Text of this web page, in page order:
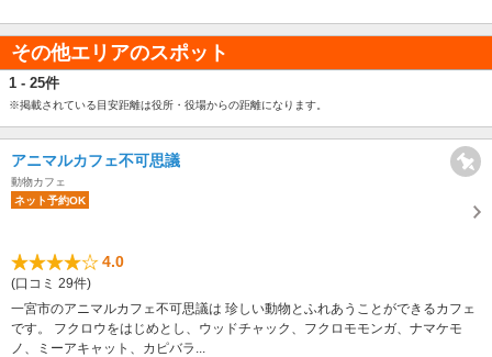
その他エリアのスポット
1 - 25件
※掲載されている目安距離は役所・役場からの距離になります。
アニマルカフェ不可思議
動物カフェ
ネット予約OK
4.0
(口コミ 29件)
一宮市のアニマルカフェ不可思議は 珍しい動物とふれあうことができるカフェ
です。 フクロウをはじめとし、ウッドチャック、フクロモモンガ、ナマケモ
ノ、ミーアキャット、カピバラ...